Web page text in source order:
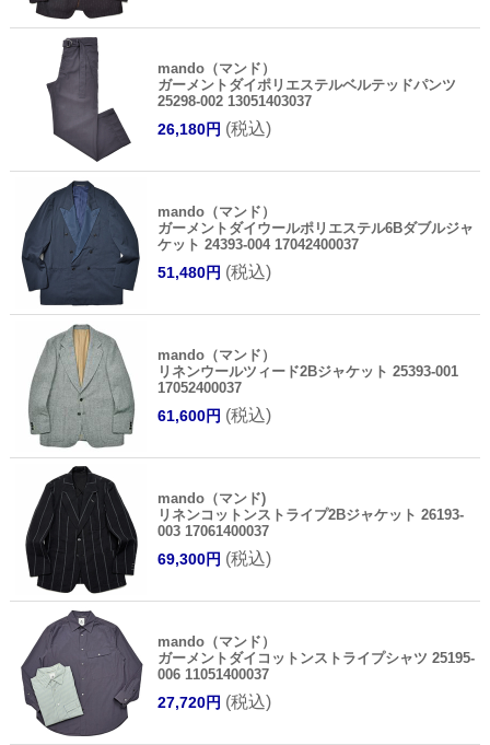
mando（マンド）
ガーメントダイポリエステルベルテッドパンツ
25298-002 13051403037
26,180円 (税込)
mando（マンド）
ガーメントダイウールポリエステル6Bダブルジャ
ケット 24393-004 17042400037
51,480円 (税込)
mando（マンド）
リネンウールツィード2Bジャケット 25393-001
17052400037
61,600円 (税込)
mando（マンド)
リネンコットンストライプ2Bジャケット 26193-
003 17061400037
69,300円 (税込)
mando（マンド）
ガーメントダイコットンストライプシャツ 25195-
006 11051400037
27,720円 (税込)